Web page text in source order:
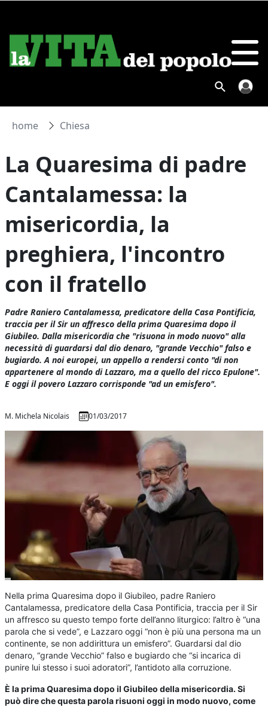
home Chiesa
La Quaresima di padre
Cantalamessa: la
misericordia, la
preghiera, l'incontro
con il fratello
Padre Raniero Cantalamessa, predicatore della Casa Pontificia,
traccia per il Sir un affresco della prima Quaresima dopo il
Giubileo. Dalla misericordia che "risuona in modo nuovo" alla
necessità di guardarsi dal dio denaro, "grande Vecchio" falso e
bugiardo. A noi europei, un appello a rendersi conto "di non
appartenere al mondo di Lazzaro, ma a quello del ricco Epulone".
E oggi il povero Lazzaro corrisponde "ad un emisfero".
M. Michela Nicolais 01/03/2017
Nella prima Quaresima dopo il Giubileo, padre Raniero
Cantalamessa, predicatore della Casa Pontificia, traccia per il Sir
un affresco su questo tempo forte dell’anno liturgico: l’altro è “una
parola che si vede”, e Lazzaro oggi “non è più una persona ma un
continente, se non addirittura un emisfero”. Guardarsi dal dio
denaro, “grande Vecchio” falso e bugiardo che “si incarica di
punire lui stesso i suoi adoratori”, l’antidoto alla corruzione.
È la prima Quaresima dopo il Giubileo della misericordia. Si
può dire che questa parola risuoni oggi in modo nuovo, come